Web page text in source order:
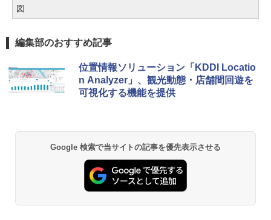
図
編集部のおすすめ記事
位置情報ソリューション「KDDI Locatio
n Analyzer」、観光動態・店舗間回遊を
可視化する機能を提供
Google 検索で当サイトの記事を優先表示させる